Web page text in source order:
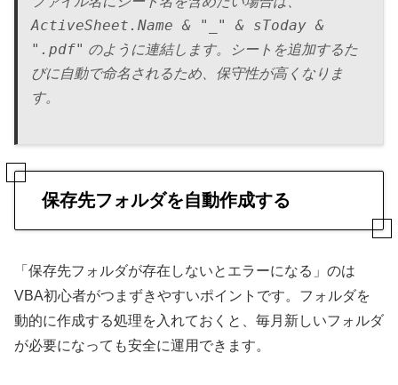
ActiveSheet.Name & "_" & sToday &
".pdf" のように連結します。シートを追加するた
びに自動で命名されるため、保守性が高くなりま
す。
保存先フォルダを自動作成する
「保存先フォルダが存在しないとエラーになる」のは
VBA初心者がつまずきやすいポイントです。フォルダを
動的に作成する処理を入れておくと、毎月新しいフォルダ
が必要になっても安全に運用できます。